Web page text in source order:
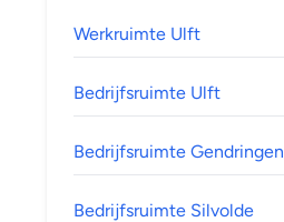
Werkruimte Ulft
Bedrijfsruimte Ulft
Bedrijfsruimte Gendringen
Bedrijfsruimte Silvolde